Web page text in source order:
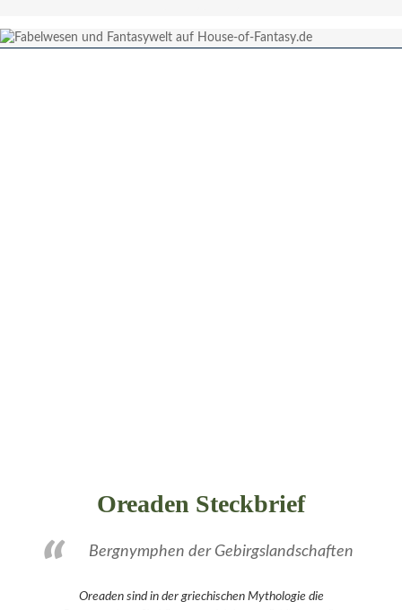
Oreaden Steckbrief
Bergnymphen der Gebirgslandschaften
Oreaden sind in der griechischen Mythologie die